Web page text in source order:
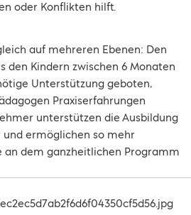
oder Konflikten hilft.
auf mehreren Ebenen: Den
den Kindern zwischen 6 Monaten
Unterstützung geboten,
Praxiserfahrungen
unterstützen die Ausbildung
ermöglichen so mehr
an dem ganzheitlichen Programm